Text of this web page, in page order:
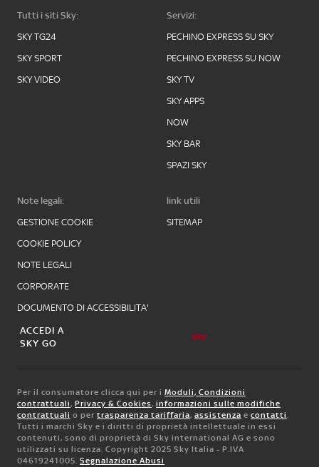
Tutti i siti Sky:
SKY TG24
SKY SPORT
SKY VIDEO
Servizi:
PECHINO EXPRESS SU SKY
PECHINO EXPRESS SU NOW
SKY TV
SKY APPS
NOW
SKY BAR
SPAZI SKY
Note legali:
GESTIONE COOKIE
COOKIE POLICY
NOTE LEGALI
CORPORATE
DOCUMENTO DI ACCESSIBILITA'
link utili
SITEMAP
ACCEDI A
SKY GO
Per il consumatore clicca qui per i Moduli, Condizioni
contrattuali, Privacy & Cookies, informazioni sulle modifiche
contrattuali o per trasparenza tariffaria, assistenza e contatti.
Tutti i marchi Sky e i diritti di proprietà intellettuale in essi
contenuti, sono di proprietà di Sky international AG e sono
utilizzati su licenza. Copyright 2025 Sky Italia - P.IVA
04619241005. Segnalazione Abusi